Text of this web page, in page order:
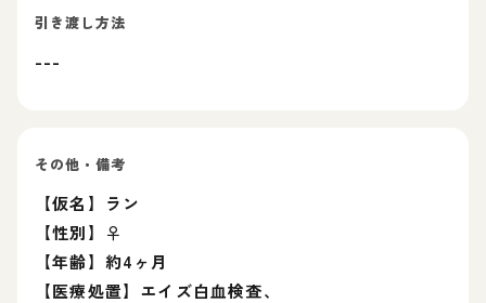
引き渡し方法
---
その他・備考
【仮名】ラン
【性別】♀
【年齢】約4ヶ月
【医療処置】エイズ白血検査、